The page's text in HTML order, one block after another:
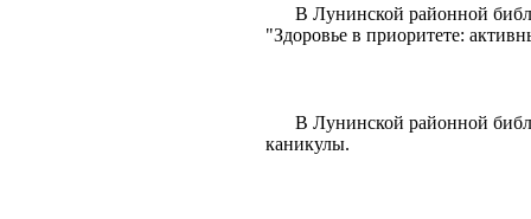
В Лунинской районной
"Здоровье в приоритете:
В Лунинской районной
каникулы.